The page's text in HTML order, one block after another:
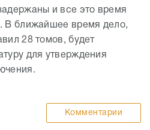
и все это время
В ближайшее время дело,
28 томов, будет
для утверждения
Комментарии